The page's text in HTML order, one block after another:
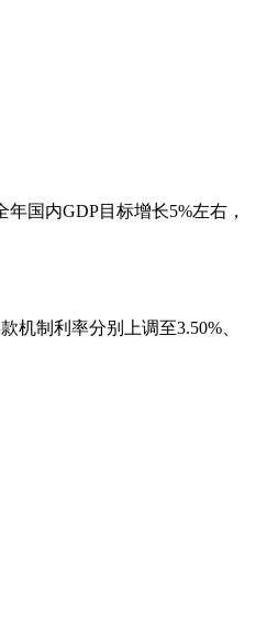
国内GDP目标增长5%左右，
制利率分别上调至3.50%、